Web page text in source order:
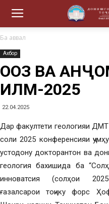
Ба аввал
Ахбор
ОҒОЗ ВА
ИЛМ-2025
22.04.2025
Дар факултети геологияи
соли 2025 конференсияи
устодону докторантон ва
геология бахишида ба
инноватсия (солҳои
ғазалсарои тоҷику форс